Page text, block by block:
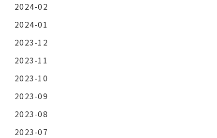
2024-02
2024-01
2023-12
2023-11
2023-10
2023-09
2023-08
2023-07